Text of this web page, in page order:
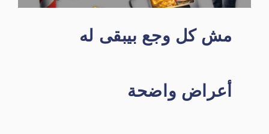
مش كل وجع بيبقى له
أعراض واضحة